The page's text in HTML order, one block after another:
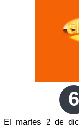
6
El martes 2 de